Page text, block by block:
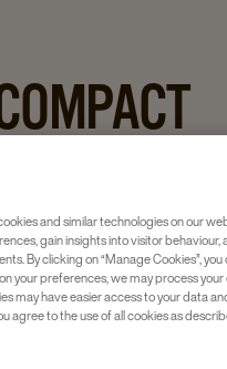
and similar technologies on our
gain insights into visitor
By clicking on “Manage Cookies”,
your preferences, we may process
may have easier access to your data
agree to the use of all cookies as